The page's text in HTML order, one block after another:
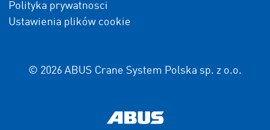
Polityka prywatnosci
Ustawienia plików cookie
© 2026 ABUS Crane System Polska sp. z o.o.